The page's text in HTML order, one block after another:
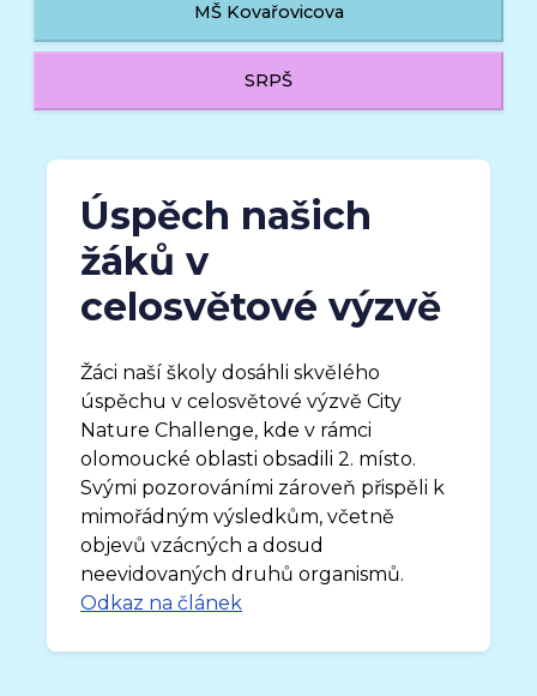
MŠ Kovařovicova
SRPŠ
Úspěch našich
žáků v
celosvětové výzvě
Žáci naší školy dosáhli skvělého
úspěchu v celosvětové výzvě City
Nature Challenge, kde v rámci
olomoucké oblasti obsadili 2. místo.
Svými pozorováními zároveň přispěli k
mimořádným výsledkům, včetně
objevů vzácných a dosud
neevidovaných druhů organismů.
Odkaz na článek